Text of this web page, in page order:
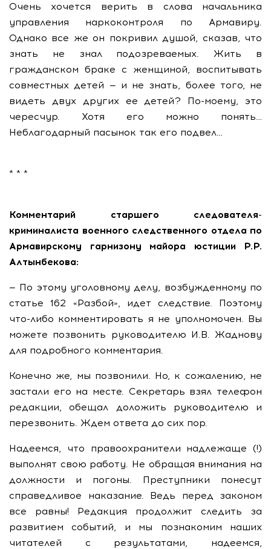
Очень хочется верить в слова начальника
управления наркоконтроля по Армавиру.
Однако все же он покривил душой, сказав, что
знать не знал подозреваемых. Жить в
гражданском браке с женщиной, воспитывать
совместных детей — и не знать, более того, не
видеть двух других ее детей? По-моему, это
чересчур. Хотя его можно понять…
Неблагодарный пасынок так его подвел…
* * *
Комментарий старшего следователя-
криминалиста военного следственного отдела по
Армавирскому гарнизону майора юстиции Р.Р.
Алтынбекова:
— По этому уголовному делу, возбужденному по
статье 162 «Разбой», идет следствие. Поэтому
что-либо комментировать я не уполномочен. Вы
можете позвонить руководителю И.В. Жаднову
для подробного комментария.
Конечно же, мы позвонили. Но, к сожалению, не
застали его на месте. Секретарь взял телефон
редакции, обещал доложить руководителю и
перезвонить. Ждем ответа до сих пор.
Надеемся, что правоохранители надлежаще (!)
выполнят свою работу. Не обращая внимания на
должности и погоны. Преступники понесут
справедливое наказание. Ведь перед законом
все равны! Редакция продолжит следить за
развитием событий, и мы познакомим наших
читателей с результатами, надеемся,